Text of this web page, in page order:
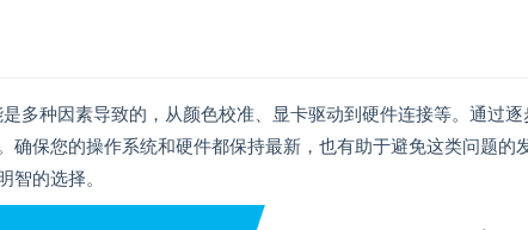
多种因素导致的，从颜色校准、显卡驱动到硬件连接等。通过
确保您的操作系统和硬件都保持最新，也有助于避免这类问题的
的选择。